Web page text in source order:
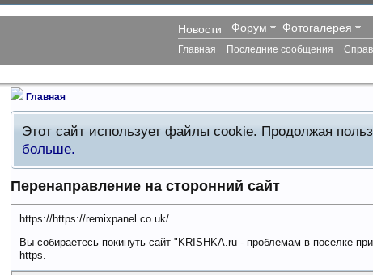
Главная
Этот сайт использует файлы cookie. Продолжая
больше.
Перенаправление на сторонний сайт
https://https://remixpanel.co.uk/
Вы собираетесь покинуть сайт "KRISHKA.ru - проблемам в поселке
https.
Новости
Главная Последние сообщения
Форум Фотогалерея